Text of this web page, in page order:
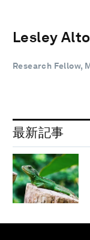
Lesley
Research Fellow,
最新記事